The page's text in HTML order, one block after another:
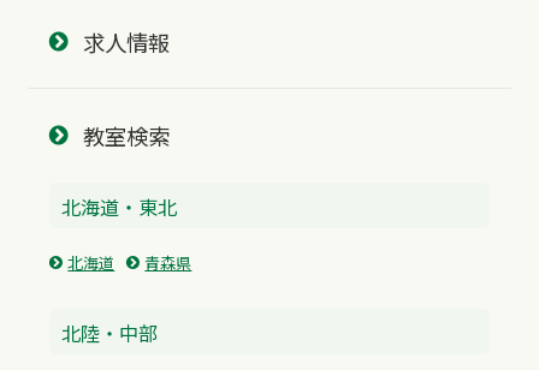
求人情報
教室検索
北海道・東北
北海道 青森県
北陸・中部